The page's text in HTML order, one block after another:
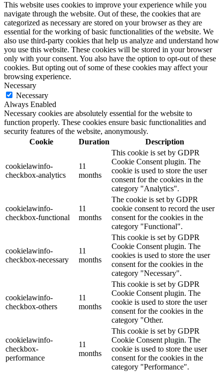
This website uses cookies to improve your experience while you
navigate through the website. Out of these, the cookies that are
categorized as necessary are stored on your browser as they are
essential for the working of basic functionalities of the website. We
also use third-party cookies that help us analyze and understand how
you use this website. These cookies will be stored in your browser
only with your consent. You also have the option to opt-out of these
cookies. But opting out of some of these cookies may affect your
browsing experience.
Necessary
Necessary
Always Enabled
Necessary cookies are absolutely essential for the website to
function properly. These cookies ensure basic functionalities and
security features of the website, anonymously.
Cookie
Duration Description
cookielawinfo-
checkbox-analytics
11
months
This cookie is set by GDPR
Cookie Consent plugin. The
cookie is used to store the user
consent for the cookies in the
category "Analytics".
cookielawinfo-
checkbox-functional
11
months
The cookie is set by GDPR
cookie consent to record the user
consent for the cookies in the
category "Functional".
cookielawinfo-
checkbox-necessary
11
months
This cookie is set by GDPR
Cookie Consent plugin. The
cookies is used to store the user
consent for the cookies in the
category "Necessary".
cookielawinfo-
checkbox-others
11
months
This cookie is set by GDPR
Cookie Consent plugin. The
cookie is used to store the user
consent for the cookies in the
category "Other.
cookielawinfo-
checkbox-
performance
11
months
This cookie is set by GDPR
Cookie Consent plugin. The
cookie is used to store the user
consent for the cookies in the
category "Performance".